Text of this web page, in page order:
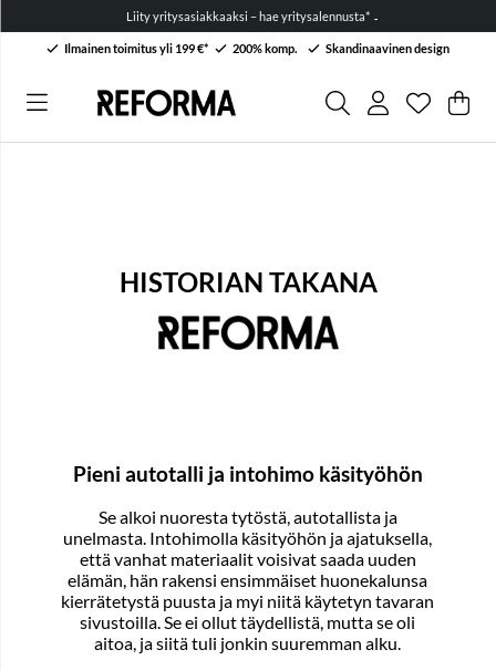
Liity yritysasiakkaaksi – hae yritysalennusta* →
Ilmainen toimitus yli 199 €* 200% komp. Skandinaavinen design
Toivelista
. .
HISTORIAN TAKANA
Pieni autotalli ja intohimo käsityöhön
Se alkoi nuoresta tytöstä, autotallista ja
unelmasta. Intohimolla käsityöhön ja ajatuksella,
että vanhat materiaalit voisivat saada uuden
elämän, hän rakensi ensimmäiset huonekalunsa
kierrätetystä puusta ja myi niitä käytetyn tavaran
sivustoilla. Se ei ollut täydellistä, mutta se oli
aitoa, ja siitä tuli jonkin suuremman alku.